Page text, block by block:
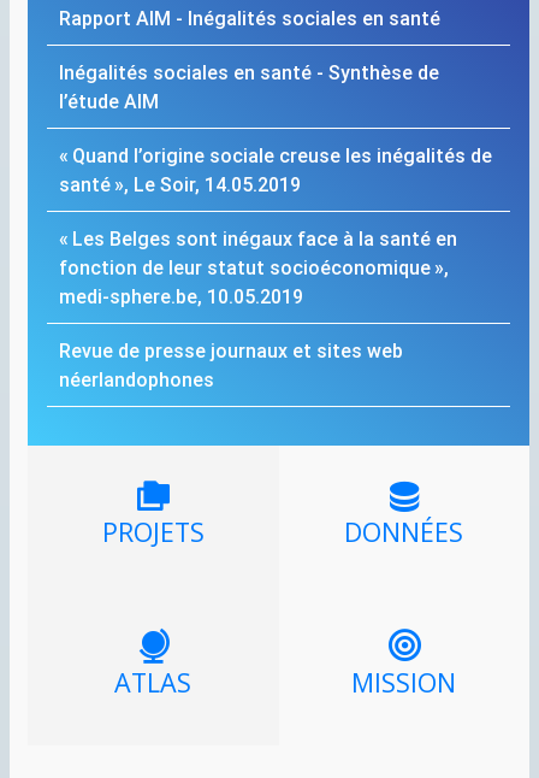
Rapport AIM - Inégalités sociales en santé
Inégalités sociales en santé - Synthèse de
l’étude AIM
« Quand l’origine sociale creuse les inégalités de
santé », Le Soir, 14.05.2019
« Les Belges sont inégaux face à la santé en
fonction de leur statut socioéconomique »,
medi-sphere.be, 10.05.2019
Revue de presse journaux et sites web
néerlandophones
PROJETS DONNÉES
ATLAS MISSION